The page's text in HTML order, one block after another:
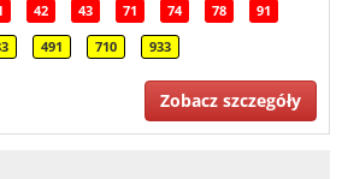
42 43 71 74 78 91
491 710 933
Zobacz szczegóły